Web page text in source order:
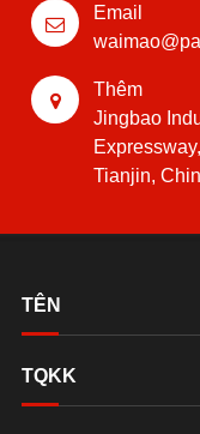
Email
Thêm
Jingbao
Tianjin,
TÊN
TQKK